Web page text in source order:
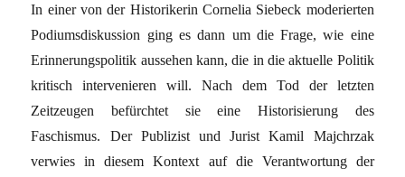
In einer von der Historikerin Cornelia Siebeck moderierten
Podiumsdiskussion ging es dann um die Frage, wie eine
Erinnerungspolitik aussehen kann, die in die aktuelle Politik
kritisch intervenieren will. Nach dem Tod der letzten
Zeitzeugen befürchtet sie eine Historisierung des
Faschismus. Der Publizist und Jurist Kamil Majchrzak
verwies in diesem Kontext auf die Verantwortung der